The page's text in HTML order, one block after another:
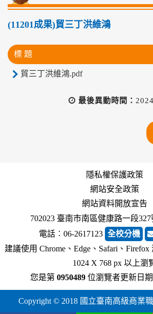
(11201成果)貿三丁洪維鴻
標 題
貿三丁洪維鴻.pdf
最後異動時間：
隱私權保護政策
網站安全政策
網站資料開放宣告
702023 臺南市南區健康路一段327
電話︰06-2617123 全校分機
建議使用 Chrome、Edge、Safari、
1024 X 768 px 以上瀏
您是第 0950489 位瀏覽者更新日期
Copyright © 2018 國立臺南高級商業